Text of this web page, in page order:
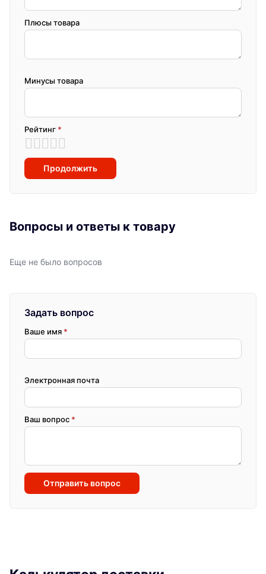
Плюсы товара
Минусы товара
Рейтинг *
Продолжить
Вопросы и ответы к товару
Еще не было вопросов
Задать вопрос
Ваше имя *
Электронная почта
Ваш вопрос *
Отправить вопрос